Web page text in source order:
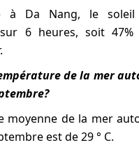
à Da Nang, le
6 heures, soit
de la mer
moyenne de la mer
est de 29 ° C.